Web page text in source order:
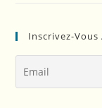
Inscrivez-